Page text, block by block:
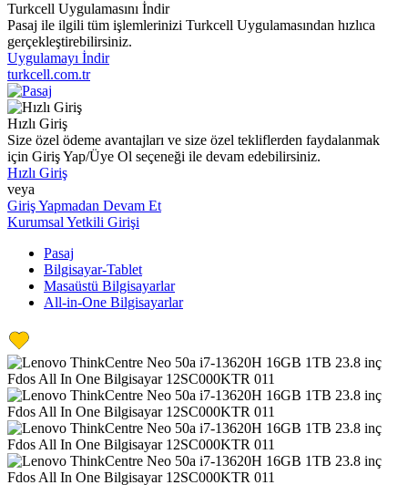
Turkcell Uygulamasını İndir
Pasaj ile ilgili tüm işlemlerinizi Turkcell Uygulamasından hızlıca
gerçekleştirebilirsiniz.
Uygulamayı İndir
turkcell.com.tr
Hızlı Giriş
Size özel ödeme avantajları ve size özel tekliflerden faydalanmak
için Giriş Yap/Üye Ol seçeneği ile devam edebilirsiniz.
Hızlı Giriş
veya
Giriş Yapmadan Devam Et
Kurumsal Yetkili Girişi
Pasaj
Bilgisayar-Tablet
Masaüstü Bilgisayarlar
All-in-One Bilgisayarlar